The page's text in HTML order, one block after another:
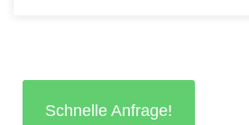
Schnelle Anfrage!